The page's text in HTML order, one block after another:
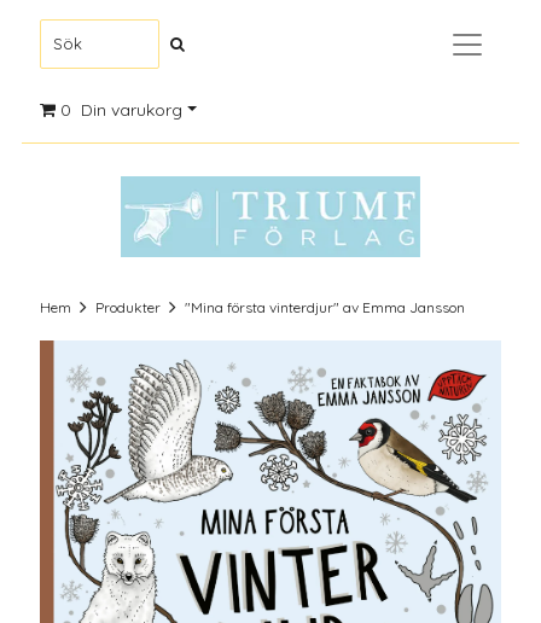
0 Din varukorg
Hem Produkter "Mina första vinterdjur" av Emma Jansson